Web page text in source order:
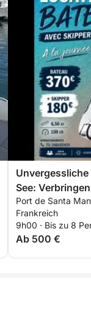
See:
damit,
Port de Santa
Frankreich
9h00 · Bis zu 8
Ab 500 €